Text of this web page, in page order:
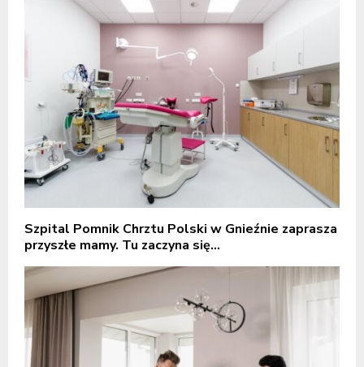
Szpital Pomnik Chrztu Polski w Gnieźnie zaprasza
przyszłe mamy. Tu zaczyna się...